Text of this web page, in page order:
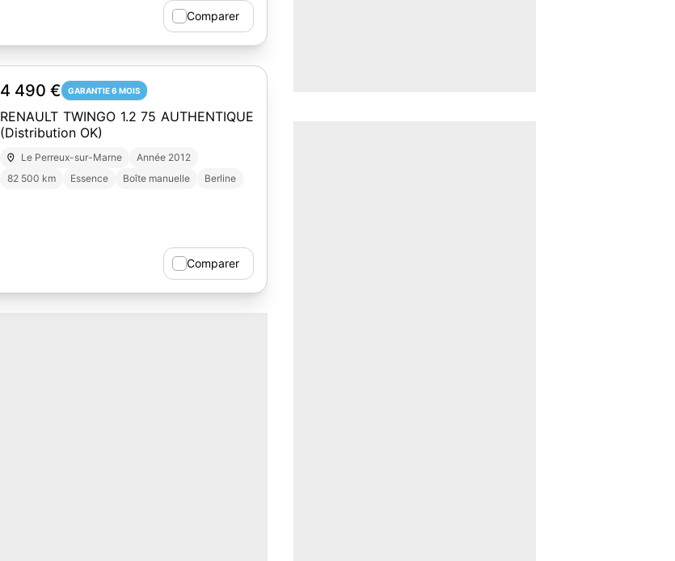
Comparer
4 490 € GARANTIE 6 MOIS
RENAULT TWINGO 1.2 75 AUTHENTIQUE
(Distribution OK)
Le Perreux-sur-Marne
Année 2012
82 500 km
Essence Boîte manuelle Berline
Comparer